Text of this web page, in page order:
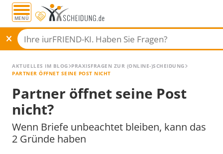
MENÜ
AKTUELLES IM BLOG PRAXISFRAGEN ZUR (ONLINE-)SCHEIDUNG
PARTNER ÖFFNET SEINE POST NICHT
Partner öffnet seine Post
nicht?
Wenn Briefe unbeachtet bleiben, kann das
2 Gründe haben